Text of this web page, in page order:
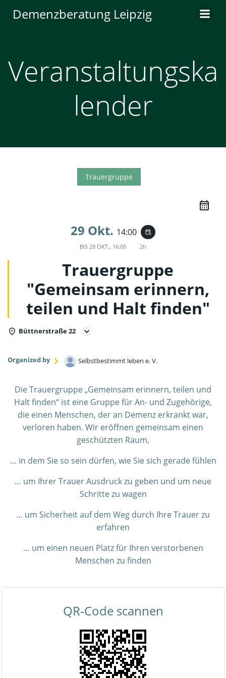
Inhalt
Demenzberatung Leipzig
Veranstaltungska
lender
Trauergruppe
29 Okt. 14:00 event_repeat
BIS 29 OKT., 16:00 2h
Trauergruppe
"Gemeinsam erinnern,
teilen und Halt finden"
Büttnerstraße 22
Organized by Selbstbestimmt leben e. V.
Die Trauergruppe „Gemeinsam erinnern, teilen und
Halt finden“ ist eine Gruppe für An- und Zugehörige,
die einen Menschen, der an Demenz erkrankt war,
verloren haben. Wir eröffnen gemeinsam einen
geschützten Raum,
… in dem Sie so sein dürfen, wie Sie sich gerade fühlen
… um Ihrer Trauer Ausdruck zu geben und um neue
Schritte zu wagen
… um Sicherheit auf dem Weg durch Ihre Trauer zu
erfahren
… um einen neuen Platz für Ihren verstorbenen
Menschen zu finden
QR-Code scannen